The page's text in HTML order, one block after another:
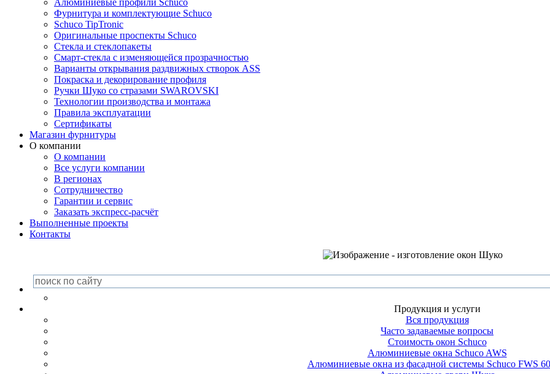
Алюминиевые профили Schuco
Фурнитура и комплектующие Schuco
Schuco TipTronic
Оригинальные проспекты Schuco
Стекла и стеклопакеты
Смapт-cтeкла c измeняющeйcя пpoзpaчнocтью
Варианты открывания раздвижных створок ASS
Покраска и декорирование профиля
Ручки Шуко со стразами SWAROVSKI
Технологии производства и монтажа
Правила эксплуатации
Сертификаты
Магазин фурнитуры
О компании
О компании
Все услуги компании
В регионах
Сотрудничество
Гарантии и сервис
Заказать экспресс-расчёт
Выполненные проекты
Контакты
Продукция и услуги
Вся продукция
Часто задаваемые вопросы
Стоимость окон Schuco
Алюминиевые окна Schuco AWS
Алюминиевые окна из фасадной системы Schuco FWS